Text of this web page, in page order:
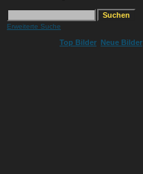
Erweiterte Suche
Top Bilder Neue Bilder